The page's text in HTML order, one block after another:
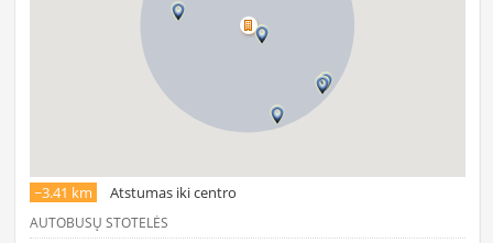
~3.41 km Atstumas iki centro
AUTOBUSŲ STOTELĖS